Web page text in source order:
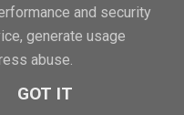
10. května 2019 v 23:08
and security
generate usage
abuse.
GOT IT